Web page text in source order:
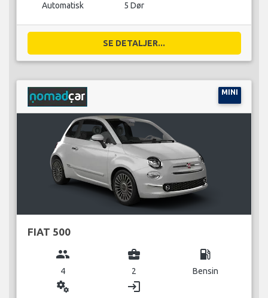
Automatisk 5 Dør
SE DETALJER...
MINI
FIAT 500
group
4
business_center
2
local_gas_station
Bensin
miscellaneous_services login